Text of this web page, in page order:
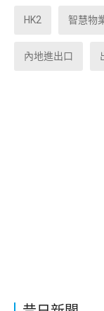
HK2 智慧物
內地進出口